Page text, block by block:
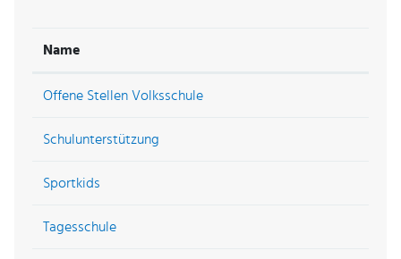
Name
Offene Stellen Volksschule
Schulunterstützung
Sportkids
Tagesschule